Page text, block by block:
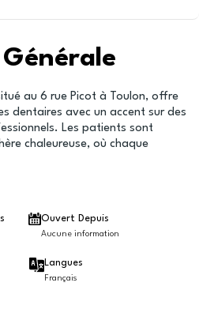
au 6 rue Picot à Toulon, offre
dentaires avec un accent sur des
Les patients sont
chaleureuse, où chaque
Ouvert Depuis
Aucune information
Langues
Français